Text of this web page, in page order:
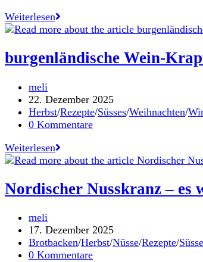
Weiterlesenfeine
Nussbeugel
burgenländische Wein-
Beitrags-
Autor:
meli
Beitrag
veröffentlicht:
22. Dezember 2025
Beitrags-
Kategorie:
Herbst/Rezepte/Süsses/Weihnachten/
Beitrags-
0 Kommentare
Weiterlesenburgenländische
Wein-
Nordischer Nusskranz – es
Beitrags-
Autor:
meli
Beitrag
veröffentlicht:
17. Dezember 2025
Beitrags-
Kategorie:
Brotbacken/Herbst/Nüsse/Rezepte/
Beitrags-
0 Kommentare